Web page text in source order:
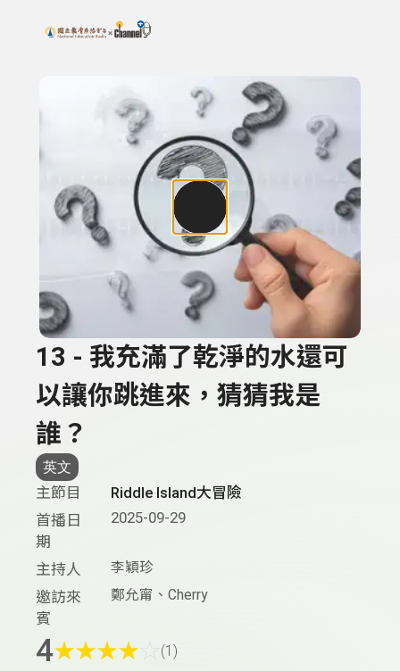
上方功能區塊
搜尋關鍵字：可輸入節目名稱、主持人或關鍵字
13 - 我充滿了乾淨的水還可
以讓你跳進來，猜猜我是
誰？
英文
主節目
Riddle Island大冒險
首播日
期
2025-09-29
主持人 李穎珍
邀訪來
賓
鄭允甯、Cherry
4★★★★ (1)